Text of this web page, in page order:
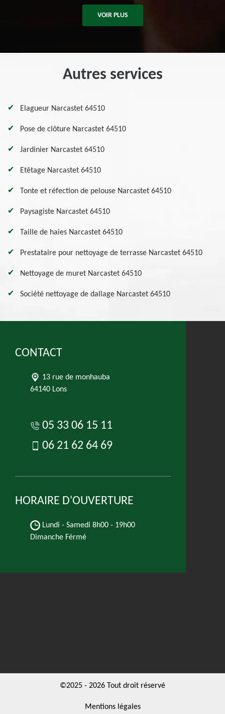
VOIR PLUS
Autres services
Elagueur Narcastet 64510
Pose de clôture Narcastet 64510
Jardinier Narcastet 64510
Etêtage Narcastet 64510
Tonte et réfection de pelouse Narcastet 64510
Paysagiste Narcastet 64510
Taille de haies Narcastet 64510
Prestataire pour nettoyage de terrasse Narcastet 64510
Nettoyage de muret Narcastet 64510
Société nettoyage de dallage Narcastet 64510
CONTACT
13 rue de monhauba
64140 Lons
05 33 06 15 11
06 21 62 64 69
HORAIRE D'OUVERTURE
Lundi - Samedi 8h00 - 19h00
Dimanche Férmé
©2025 - 2026 Tout droit réservé
Mentions légales